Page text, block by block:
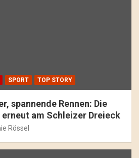
SPORT TOP STORY
spannende Rennen: Die
am Schleizer Dreieck
Rössel